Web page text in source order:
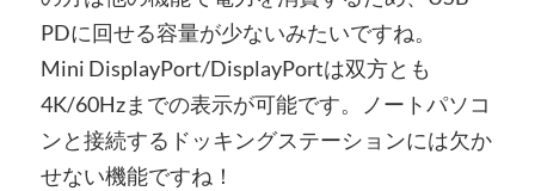
PDに回せる容量が少ないみたいですね。
Mini DisplayPort/DisplayPortは双方とも
4K/60Hzまでの表示が可能です。ノートパソコ
ンと接続するドッキングステーションには欠か
せない機能ですね！